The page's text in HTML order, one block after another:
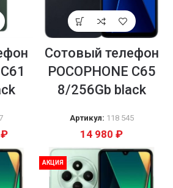
₽
Сотовый телефон
POCOPHONE C65
8/256Gb black
Артикул: 118 545
14 980 ₽
АКЦИЯ